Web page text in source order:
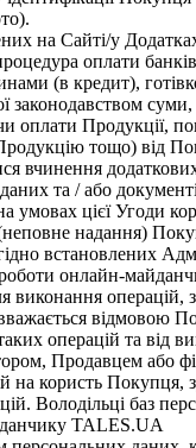
на Сайті/у
оплати
(в кредит),
законодавством
оплати Продукції,
тощо) від
вчинення
та / або
умовах цієї Угоди
надання)
встановлених
онлайн-
виконання операцій,
відмовою
операцій та від
Продавцем або
на користь Покупця,
Володільці баз
TALES.UA